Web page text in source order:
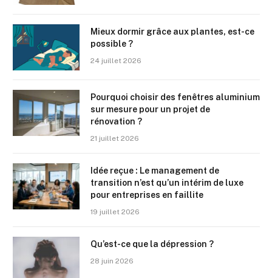
Mieux dormir grâce aux plantes, est-ce
possible ?
24 juillet 2026
Pourquoi choisir des fenêtres aluminium
sur mesure pour un projet de
rénovation ?
21 juillet 2026
Idée reçue : Le management de
transition n’est qu’un intérim de luxe
pour entreprises en faillite
19 juillet 2026
Qu’est-ce que la dépression ?
28 juin 2026